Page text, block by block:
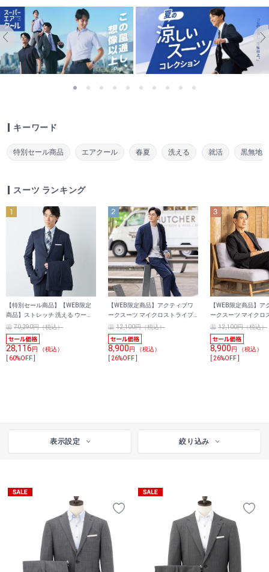
キーワード
特別セール商品 エアクール 春夏 洗える 就活 黒無地
スーツ ランキング
【特別セール商品】【WEB限定
商品】ストレッチ 洗える ウール
ブレンド 2パンツスーツ 紺 無地
LES MUES ブリティッシュスリム
70,290円（税込）
28,116円 （税込）
[ 60%OFF ]
【WEB限定商品】アクティブワ
ークスーツ マイクロストライプ
サッカー 軽量ストレッチ ユニセ
ックス
12,100円（税込）
8,900円 （税込）
[ 26%OFF ]
【WEB限定商品】ア
ークスーツ マイクロ
サッカー 軽量ストレ
ックス
12,100円（税込）
8,900円 （税込）
[ 26%OFF ]
表示設定 絞り込み